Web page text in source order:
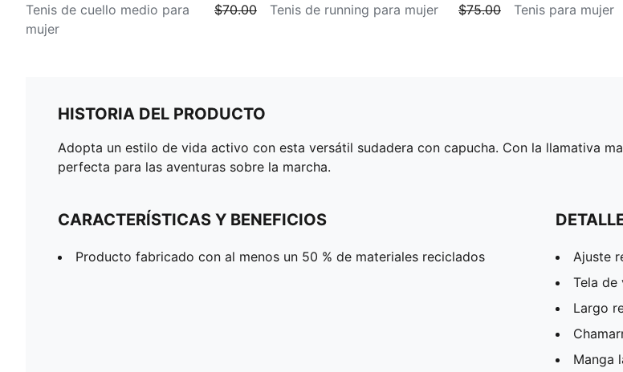
Tenis de cuello medio para
mujer
$70.00
Tenis de running para mujer
$75.00
Tenis para mujer
HISTORIA DEL PRODUCTO
Adopta un estilo de vida activo con esta versátil sudadera con capucha. Con la llamativa
perfecta para las aventuras sobre la marcha.
CARACTERÍSTICAS Y BENEFICIOS
Producto fabricado con al menos un 50 % de materiales reciclados
Ajuste
Tela de
Largo
Manga